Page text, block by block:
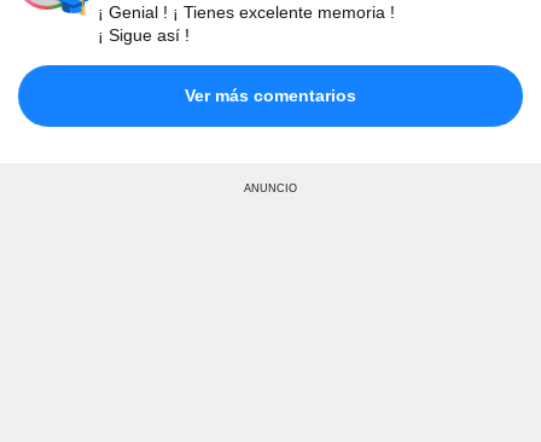
¡ Genial ! ¡ Tienes excelente memoria !
¡ Sigue así !
Ver más comentarios
ANUNCIO